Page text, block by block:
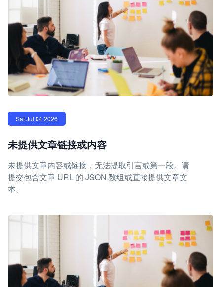
Sat Jul 04 2026
未提供文章链接或内容
未提供文章内容或链接，无法提取引言或第一段。请
提交包含文章 URL 的 JSON 数组或直接提供文章文
本。